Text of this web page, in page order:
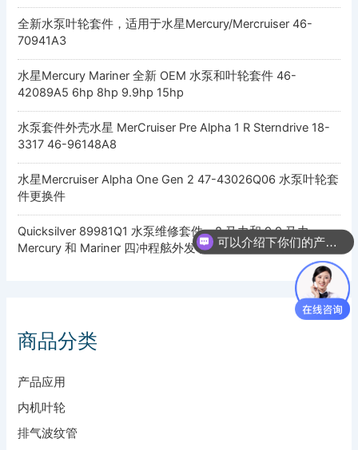
全新水泵叶轮套件，适用于水星Mercury/Mercruiser 46-
70941A3
水星Mercury Mariner 全新 OEM 水泵和叶轮套件 46-
42089A5 6hp 8hp 9.9hp 15hp
水泵套件外壳水星 MerCruiser Pre Alpha 1 R Sterndrive 18-
3317 46-96148A8
水星Mercruiser Alpha One Gen 2 47-43026Q06 水泵叶轮套
件更换件
Quicksilver 89981Q1 水泵维修套件 – 8 马力和 9.9 马力
Mercury 和 Mariner 四冲程舷外发动机，带标准齿轮箱
商品分类
产品应用
内机叶轮
排气波纹管
可以介绍下你们的产品么
你们是怎么收费的呢